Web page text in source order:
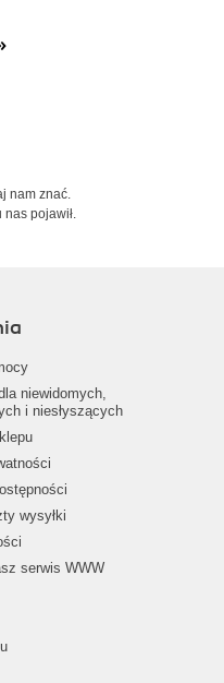
nam znać.
nas pojawił.
niewidomych,
i niesłyszących
wysyłki
serwis WWW